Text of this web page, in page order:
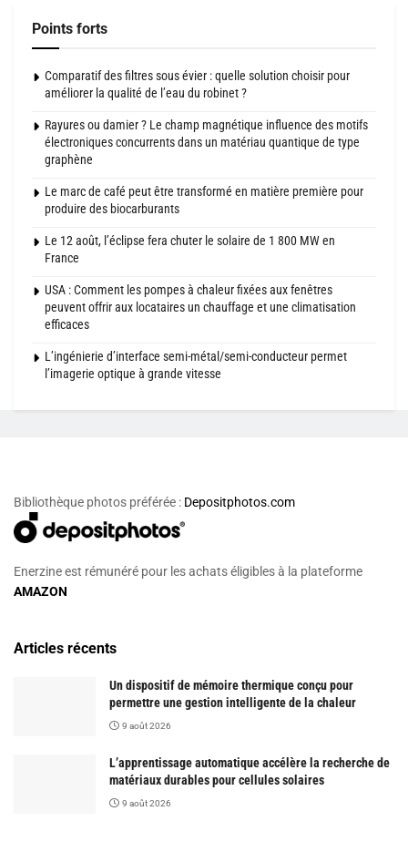
Points forts
Comparatif des filtres sous évier : quelle solution choisir pour
améliorer la qualité de l’eau du robinet ?
Rayures ou damier ? Le champ magnétique influence des motifs
électroniques concurrents dans un matériau quantique de type
graphène
Le marc de café peut être transformé en matière première pour
produire des biocarburants
Le 12 août, l’éclipse fera chuter le solaire de 1 800 MW en
France
USA : Comment les pompes à chaleur fixées aux fenêtres
peuvent offrir aux locataires un chauffage et une climatisation
efficaces
L’ingénierie d’interface semi-métal/semi-conducteur permet
l’imagerie optique à grande vitesse
Bibliothèque photos préférée : Depositphotos.com
Enerzine est rémunéré pour les achats éligibles à la plateforme
AMAZON
Articles récents
Un dispositif de mémoire thermique conçu pour
permettre une gestion intelligente de la chaleur
9 août 2026
L’apprentissage automatique accélère la recherche de
matériaux durables pour cellules solaires
9 août 2026